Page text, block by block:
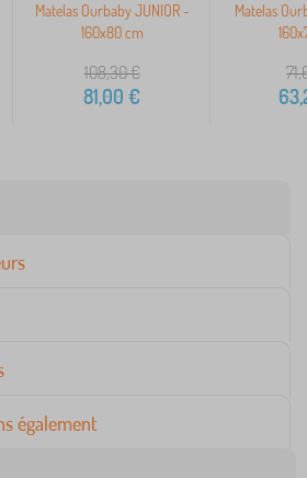
Matelas Ourbaby JUNIOR -
160x80 cm
108,30€
81,00 €
Matelas
également